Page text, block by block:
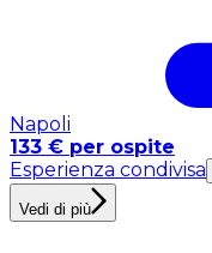
Napoli
133 € per ospite
Esperienza condivisa
Vedi di più